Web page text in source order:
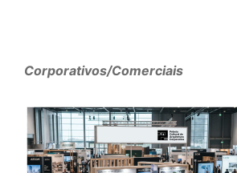
Corporativos/Comerciais